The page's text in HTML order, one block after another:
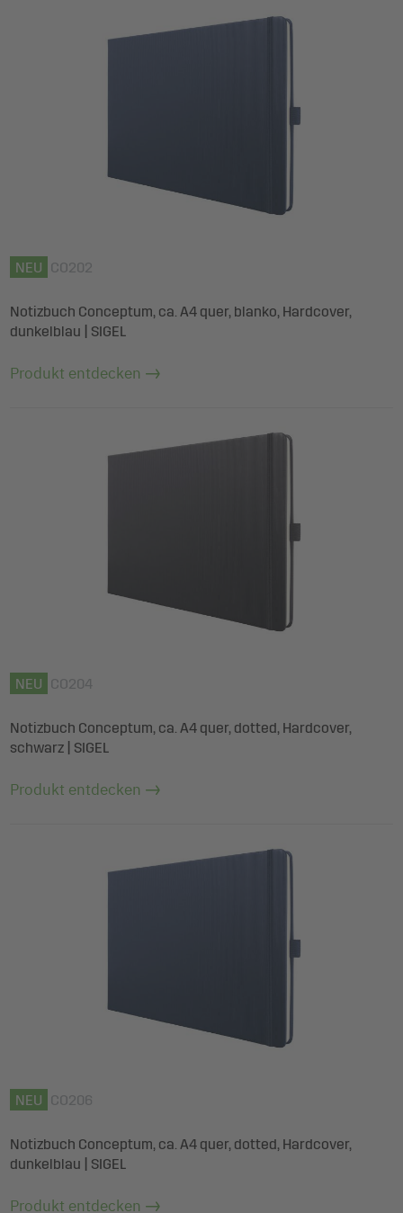
NEU CO202
Notizbuch Conceptum, ca. A4 quer, blanko, Hardcover,
dunkelblau | SIGEL
Produkt entdecken
NEU CO204
Notizbuch Conceptum, ca. A4 quer, dotted, Hardcover,
schwarz | SIGEL
Produkt entdecken
NEU CO206
Notizbuch Conceptum, ca. A4 quer, dotted, Hardcover,
dunkelblau | SIGEL
Produkt entdecken